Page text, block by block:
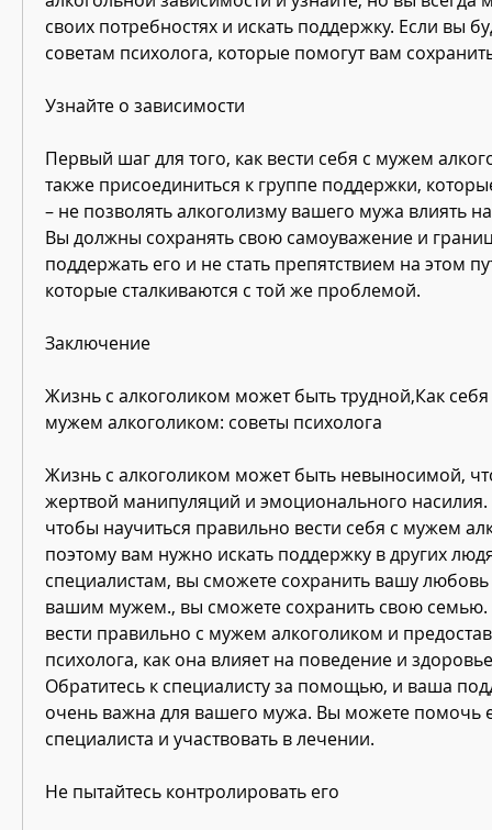
своих потребностях и искать поддержку. Если вы
советам психолога, которые помогут вам
Узнайте о зависимости
Первый шаг для того, как вести себя с мужем
также присоединиться к группе поддержки,
– не позволять алкоголизму вашего мужа влиять
Вы должны сохранять свою самоуважение и
поддержать его и не стать препятствием на этом
которые сталкиваются с той же проблемой.
Заключение
Жизнь с алкоголиком может быть трудной,Как
мужем алкоголиком: советы психолога
Жизнь с алкоголиком может быть невыносимой,
жертвой манипуляций и эмоционального насилия.
чтобы научиться правильно вести себя с мужем
поэтому вам нужно искать поддержку в других
специалистам, вы сможете сохранить вашу
вашим мужем., вы сможете сохранить свою семью.
вести правильно с мужем алкоголиком и
психолога, как она влияет на поведение и
Обратитесь к специалисту за помощью, и ваша
очень важна для вашего мужа. Вы можете помочь
специалиста и участвовать в лечении.
Не пытайтесь контролировать его